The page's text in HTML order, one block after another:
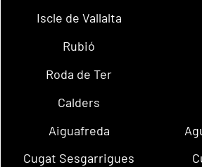
Iscle de Vallalta
Rubió
Roda de Ter
Calders
Aiguafreda
Cugat Sesgarrigues